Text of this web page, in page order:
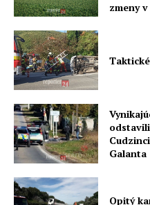
zmeny
Galanta
Opitý